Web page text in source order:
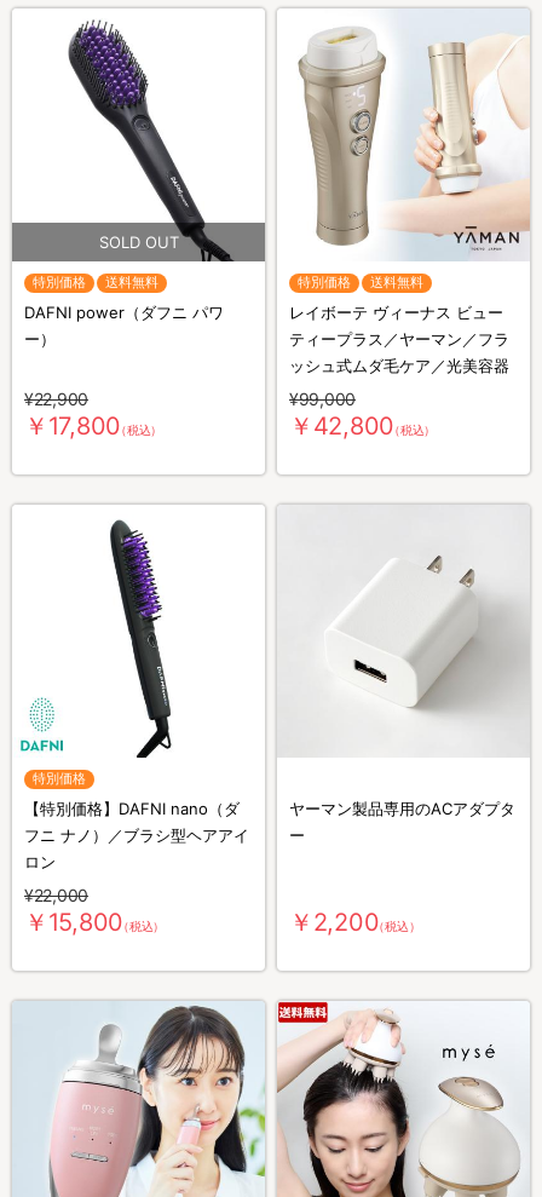
特別価格 送料無料
DAFNI power（ダフニ パワ
ー）
¥22,900
￥17,800（税込）
特別価格 送料無料
レイボーテ ヴィーナス ビュー
ティープラス／ヤーマン／フラ
ッシュ式ムダ毛ケア／光美容器
¥99,000
￥42,800（税込）
特別価格
【特別価格】DAFNI nano（ダ
フニ ナノ）／ブラシ型ヘアアイ
ロン
¥22,000
￥15,800（税込）
ヤーマン製品専用のACアダプタ
ー
￥2,200（税込）